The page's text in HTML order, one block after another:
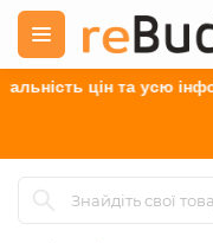
цін та усю